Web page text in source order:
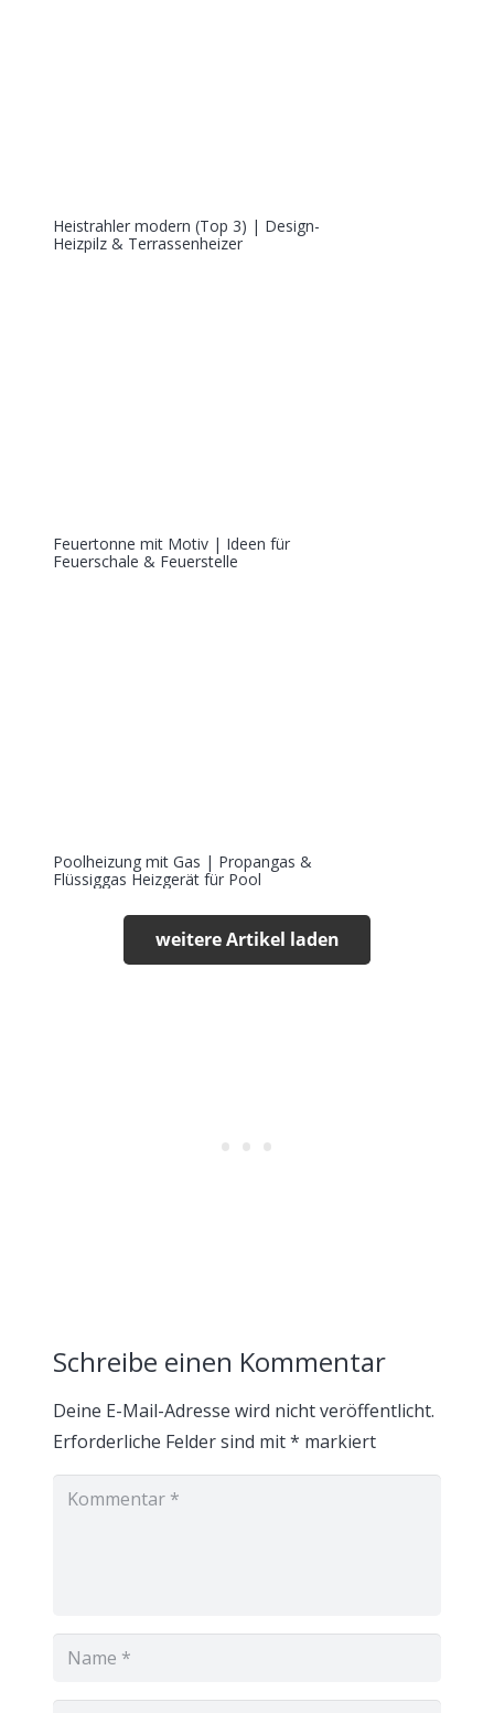
Heistrahler modern (Top 3) | Design-
Heizpilz & Terrassenheizer
Feuertonne mit Motiv | Ideen für
Feuerschale & Feuerstelle
Poolheizung mit Gas | Propangas &
Flüssiggas Heizgerät für Pool
weitere Artikel laden
Schreibe einen Kommentar
Deine E-Mail-Adresse wird nicht veröffentlicht.
Erforderliche Felder sind mit* markiert